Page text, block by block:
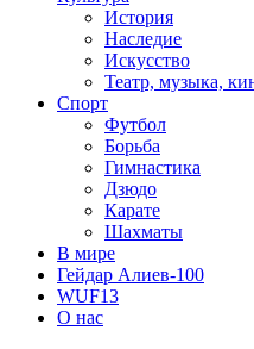
История
Наследие
Искусство
Театр, музыка,
Спорт
Футбол
Борьба
Гимнастика
Дзюдо
Карате
Шахматы
В мире
Гейдар Алиев-100
WUF13
О нас